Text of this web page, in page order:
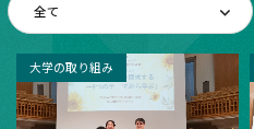
大学の取り組み